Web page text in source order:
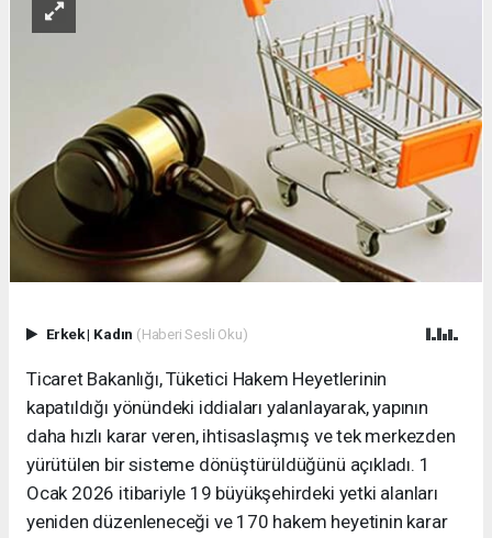
Erkek| Kadın (Haberi Sesli Oku)
Ticaret Bakanlığı, Tüketici Hakem Heyetlerinin
kapatıldığı yönündeki iddiaları yalanlayarak, yapının
daha hızlı karar veren, ihtisaslaşmış ve tek merkezden
yürütülen bir sisteme dönüştürüldüğünü açıkladı. 1
Ocak 2026 itibariyle 19 büyükşehirdeki yetki alanları
yeniden düzenleneceği ve 170 hakem heyetinin karar